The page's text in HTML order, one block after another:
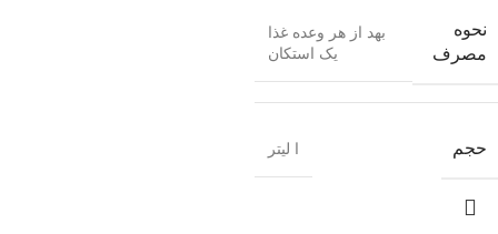
نحوه
مصرف
بهد از هر وعده غذا
یک استکان
حجم ا لیتر